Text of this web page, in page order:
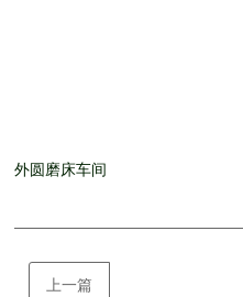
外圆磨床车间
上一篇